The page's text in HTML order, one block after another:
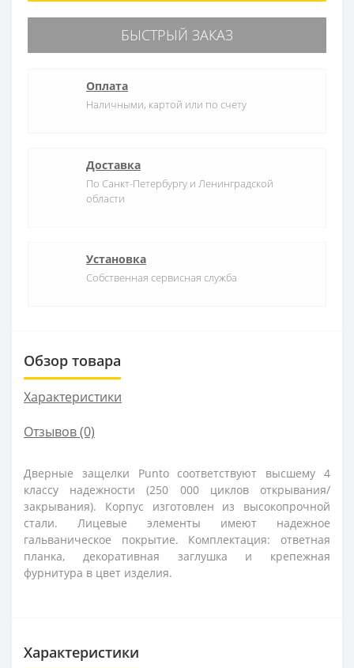
БЫСТРЫЙ ЗАКАЗ
Оплата
Наличными, картой или по счету
Доставка
По Санкт-Петербургу и Ленинградской
области
Установка
Собственная сервисная служба
Обзор товара
Характеристики
Отзывов (0)
Дверные защелки Punto соответствуют высшему 4
классу надежности (250 000 циклов открывания/
закрывания). Корпус изготовлен из высокопрочной
стали. Лицевые элементы имеют надежное
гальваническое покрытие. Комплектация: ответная
планка, декоративная заглушка и крепежная
фурнитура в цвет изделия.
Характеристики